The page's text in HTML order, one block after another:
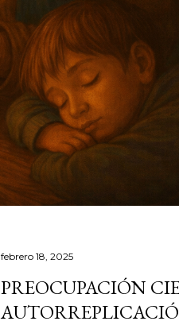
febrero 18, 2025
PREOCUPACIÓN